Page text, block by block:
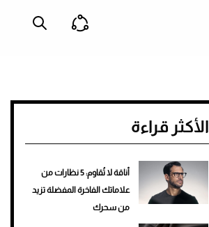
الأكثر قراءة
أناقة لا تُقاوم: 5 نظارات من
علاماتك الفاخرة المفضلة تزيد
من سحرك